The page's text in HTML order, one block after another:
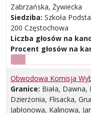
Zabrzańska, Żywiecka
Siedziba: Szkoła
200 Częstochowa
Liczba głosów na
Procent głosów na
Obwodowa Komisja
Granice: Biała, Dawna,
Dzierżonia, Flisacka,
Jabłonowa, Kalinowa,